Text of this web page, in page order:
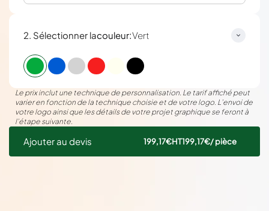
2. Sélectionner lacouleur:Vert
Le prix inclut une technique de personnalisation. Le tarif affiché peut
varier en fonction de la technique choisie et de votre logo. L’envoi de
votre logo ainsi que les détails de votre projet graphique se feront à
l’étape suivante.
Ajouter au devis 199,17€HT199,17€/ pièce